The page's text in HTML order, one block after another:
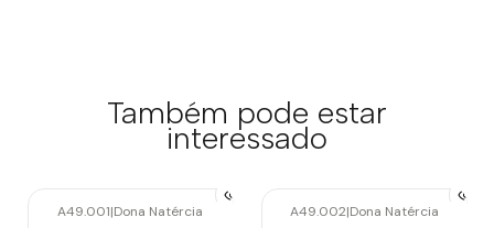
Também pode estar
interessado
A49.001|Dona Natércia A49.002|Dona Natércia